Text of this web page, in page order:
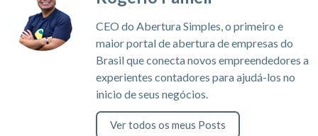
CEO do Abertura Simples, o primeiro e
maior portal de abertura de empresas do
Brasil que conecta novos empreendedores a
experientes contadores para ajudá-los no
inicio de seus negócios.
Ver todos os meus Posts